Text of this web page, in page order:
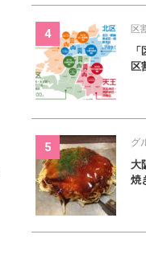
区
区
グ
大
焼